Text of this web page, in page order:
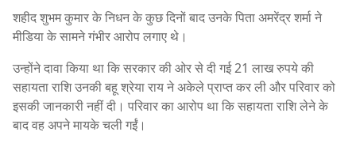
शहीद शुभम कुमार के निधन के कुछ दिनों बाद उनके पिता अमरेंद्र शर्मा ने
मीडिया के सामने गंभीर आरोप लगाए थे।
उन्होंने दावा किया था कि सरकार की ओर से दी गई 21 लाख रुपये की
सहायता राशि उनकी बहू श्रेया राय ने अकेले प्राप्त कर ली और परिवार को
इसकी जानकारी नहीं दी। परिवार का आरोप था कि सहायता राशि लेने के
बाद वह अपने मायके चली गईं।